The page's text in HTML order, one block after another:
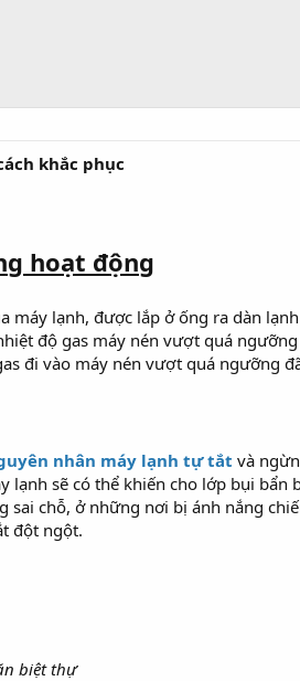
khắc phục
hoạt động
máy lạnh, được lắp ở ống ra dàn
độ gas máy nén vượt quá
đi vào máy nén vượt quá ngưỡng
nhân máy lạnh tự tắt và
lạnh sẽ có thể khiến cho lớp bụi
chỗ, ở những nơi bị ánh nắng
đột ngột.
biệt thự